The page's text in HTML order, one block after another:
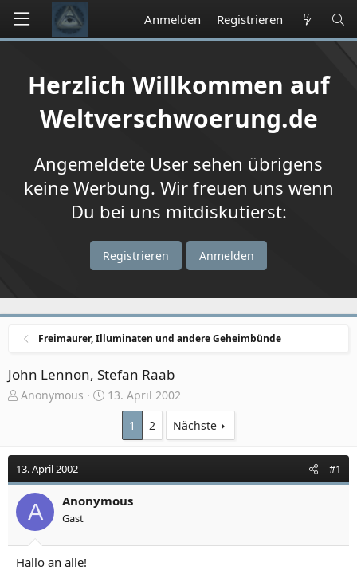
Anmelden Registrieren
Herzlich Willkommen auf
Weltverschwoerung.de
Angemeldete User sehen übrigens
keine Werbung. Wir freuen uns wenn
Du bei uns mitdiskutierst:
Registrieren Anmelden
Freimaurer, Illuminaten und andere Geheimbünde
John Lennon, Stefan Raab
E
e
l
l
e
Anonymous
E
e
l
t
13. April 2002
1
2 Nächste
13. April 2002 #1
A Anonymous
Gast
Hallo an alle!